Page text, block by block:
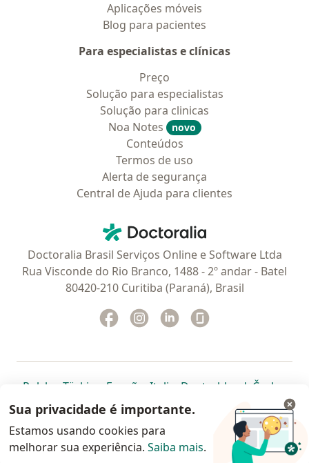
Aplicações móveis
Blog para pacientes
Para especialistas e clínicas
Preço
Solução para especialistas
Solução para clinicas
Noa Notes
novo
Conteúdos
Termos de uso
Alerta de segurança
Central de Ajuda para clientes
Doctoralia - Homepage
Doctoralia Brasil Serviços Online e Software Ltda
Rua Visconde do Rio Branco, 1488 - 2º andar - Batel
80420-210 Curitiba (Paraná), Brasil
Facebook
abre num novo separador
Instagram
abre num novo separador
Linkedin
abre num novo
Polska abre num novo separador
Türkiye abre num novo separador
España abre num novo separador
Italia abre num novo
Deutschlandabre num
Česko
Portugal abre num novo separador
, México abre num novo separador
, abre num novo separador
Brasil abre num novoabre num
abre
Colombia abre num novo
www.doctoralia.com.br © 2026 - Agende agora sua
Sua privacidade é importante.
Estamos usando cookies para
melhorar sua experiência. Saiba mais.